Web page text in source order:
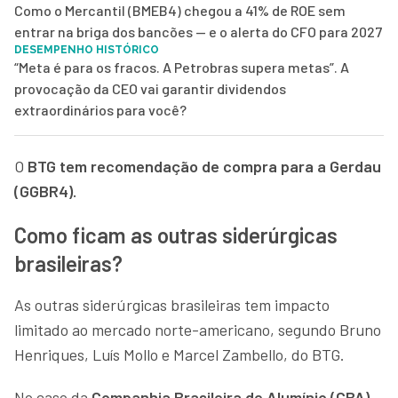
Como o Mercantil (BMEB4) chegou a 41% de ROE sem
entrar na briga dos bancões — e o alerta do CFO para 2027
DESEMPENHO HISTÓRICO
“Meta é para os fracos. A Petrobras supera metas”. A
provocação da CEO vai garantir dividendos
extraordinários para você?
O BTG tem recomendação de compra para a Gerdau
(GGBR4).
Como ficam as outras siderúrgicas
brasileiras?
As outras siderúrgicas brasileiras tem impacto
limitado ao mercado norte-americano, segundo Bruno
Henriques, Luís Mollo e Marcel Zambello, do BTG.